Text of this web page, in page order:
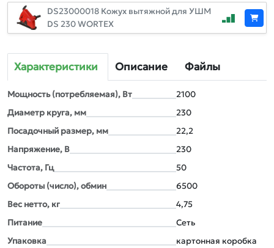
DS23000018 Кожух вытяжной для УШМ
DS 230 WORTEX
Характеристики Описание Файлы
Мощность (потребляемая), Вт
2100
Диаметр круга, мм
230
Посадочный размер, мм
22,2
Напряжение, В
230
Частота, Гц
50
Обороты (число), обмин
6500
Вес нетто, кг
4,75
Питание
Сеть
Упаковка
картонная коробка